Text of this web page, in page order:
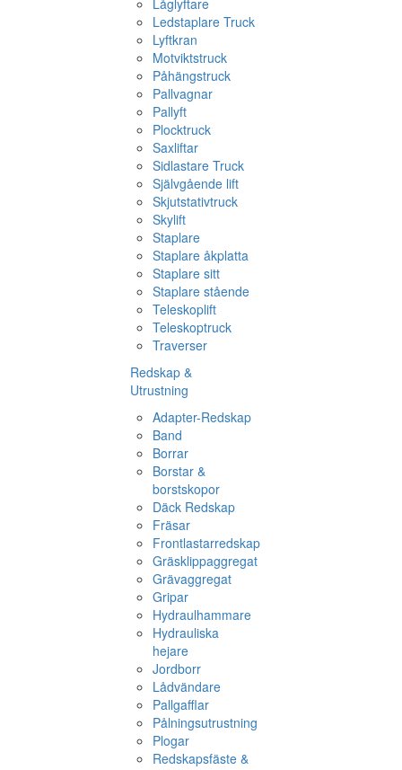
Låglyftare
Ledstaplare Truck
Lyftkran
Motviktstruck
Påhängstruck
Pallvagnar
Pallyft
Plocktruck
Saxliftar
Sidlastare Truck
Självgående lift
Skjutstativtruck
Skylift
Staplare
Staplare åkplatta
Staplare sitt
Staplare stående
Teleskoplift
Teleskoptruck
Traverser
Redskap &
Utrustning
Adapter-Redskap
Band
Borrar
Borstar &
borstskopor
Däck Redskap
Fräsar
Frontlastarredskap
Gräsklippaggregat
Grävaggregat
Gripar
Hydraulhammare
Hydrauliska
hejare
Jordborr
Lådvändare
Pallgafflar
Pålningsutrustning
Plogar
Redskapsfäste &